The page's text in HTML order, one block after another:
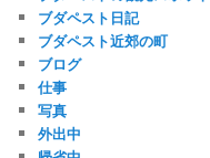
ブダペスト日記
ブダペスト近郊の町
ブログ
仕事
写真
外出中